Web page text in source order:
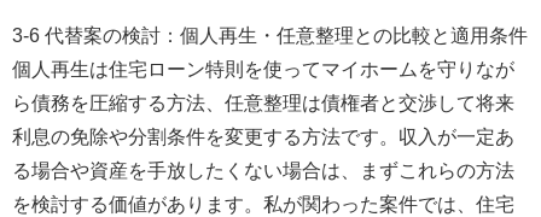
3-6 代替案の検討：個人再生・任意整理との比較と適用条件
個人再生は住宅ローン特則を使ってマイホームを守りなが
ら債務を圧縮する方法、任意整理は債権者と交渉して将来
利息の免除や分割条件を変更する方法です。収入が一定あ
る場合や資産を手放したくない場合は、まずこれらの方法
を検討する価値があります。私が関わった案件では、住宅